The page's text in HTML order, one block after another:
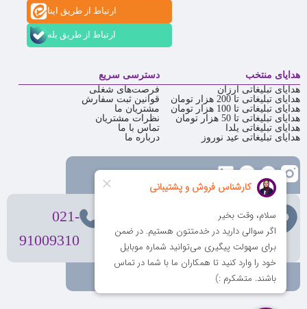
ارتباط از طریق ایتا
ارتباط از طریق بله
هدایای منتخب
هدایای تبلیغاتی ارزان
هدایای تبلیغاتی تا 200 هزار تومان
هدایای تبلیغاتی تا 100 هزار تومان
هدایای تبلیغاتی تا 50 هزار تومان
هدایای تبلیغاتی یلدا
هدایای تبلیغاتی عید نوروز
دسترسی سریع
فرصت‌های شغلی
قوانین ثبت سفارش
مشتریان ما
نظرات مشتریان
تماس با ما
درباره ما
تهران، ولیعصر، بالاتر از بهشتی،
بن‌بست پردیس، پلاک 12
021-
91009310